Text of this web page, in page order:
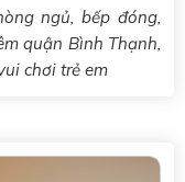
ngủ, bếp đóng,
quận Bình Thạnh,
chơi trẻ em